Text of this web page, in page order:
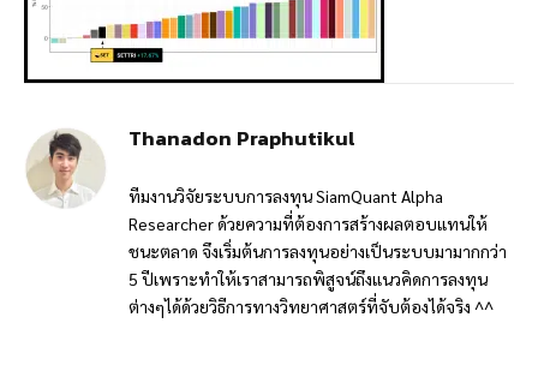
Thanadon Praphutikul
ทีมงานวิจัยระบบการลงทุน SiamQuant Alpha
Researcher ด้วยความที่ต้องการสร้างผลตอบแทนให้
ชนะตลาด จึงเริ่มต้นการลงทุนอย่างเป็นระบบมามากกว่า
5 ปีเพราะทำให้เราสามารถพิสูจน์ถึงแนวคิดการลงทุน
ต่างๆได้ด้วยวิธีการทางวิทยาศาสตร์ที่จับต้องได้จริง ^^